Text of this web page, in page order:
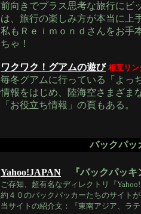
前向きでプラス思考な旅行にビ
は、旅行の楽しみ方が本当に上
私もＲｅｉｍｏｎｄさんをお手
ちゃ！
ワクワク！グアムの遊び 相互リン
毎冬グアムに行っている「よっ
情報をはじめ、陸海空さまざま
「お役立ち情報」の頁もある。
バックパッ
Yahoo!JAPAN 『バックパッ
ご存知、超有名なディレクトリ『
約４０のバックパッカーたちのサイト
当サイトの紹介文：『東南アジア、ラ